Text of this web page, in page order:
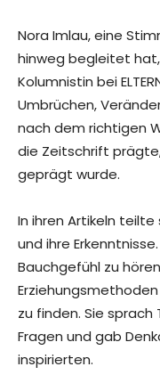
Nora Imlau, eine
hinweg begleitet
Kolumnistin bei
Umbrüchen,
nach dem richtigen
die Zeitschrift
geprägt wurde.
In ihren Artikeln teilte
und ihre
Bauchgefühl zu
zu finden. Sie
Fragen und gab
inspirierten.